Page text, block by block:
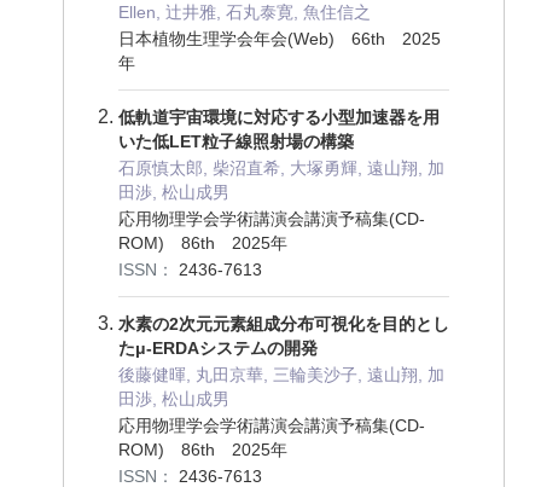
Ellen, 辻井雅, 石丸泰寛, 魚住信之
日本植物生理学会年会(Web) 66th 2025
年
低軌道宇宙環境に対応する小型加速器を用
いた低LET粒子線照射場の構築
石原慎太郎, 柴沼直希, 大塚勇輝, 遠山翔, 加
田渉, 松山成男
応用物理学会学術講演会講演予稿集(CD-
ROM) 86th 2025年
ISSN：
2436-7613
水素の2次元元素組成分布可視化を目的とし
たμ-ERDAシステムの開発
後藤健暉, 丸田京華, 三輪美沙子, 遠山翔, 加
田渉, 松山成男
応用物理学会学術講演会講演予稿集(CD-
ROM) 86th 2025年
ISSN：
2436-7613